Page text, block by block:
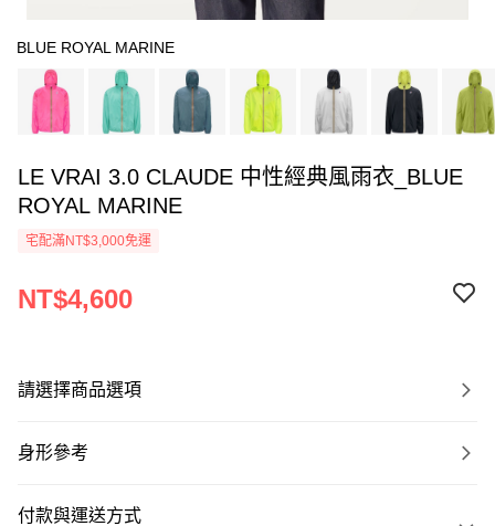
BLUE ROYAL MARINE
LE VRAI 3.0 CLAUDE 中性經典風雨衣_BLUE
ROYAL MARINE
宅配滿NT$3,000免運
NT$4,600
請選擇商品選項
身形參考
付款與運送方式